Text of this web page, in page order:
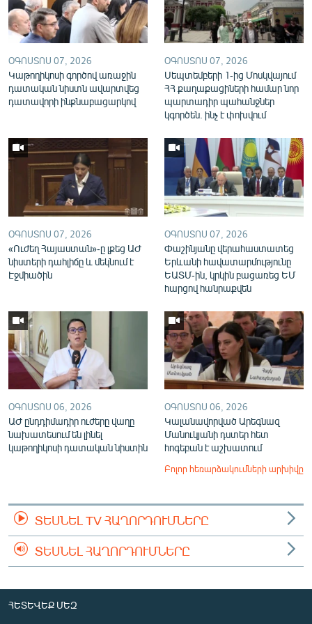
English
Русский
ՀԵՏԵՎԵՔ ՄԵԶ
«Ազատության» բոլոր կայքերը
ՕԳՈՍՏՈՍ 07, 2026
Կաթողիկոսի գործով առաջին
դատական նիստն ավարտվեց
դատավորի ինքնաբացարկով
ՕԳՈՍՏՈՍ 07, 2026
Սեպտեմբերի 1-ից Մոսկվայում
ՀՀ քաղաքացիների համար նոր
պարտադիր պահանջներ
կգործեն. ինչ է փոխվում
ՕԳՈՍՏՈՍ 07, 2026
«Ուժեղ Հայաստան»-ը լքեց ԱԺ
նիստերի դահլիճը և մեկնում է
Էջմիածին
ՕԳՈՍՏՈՍ 07, 2026
Փաշինյանը վերահաստատեց
Երևանի հավատարմությունը
ԵԱՏՄ-ին, կրկին բացառեց ԵՄ
հարցով հանրաքվեն
ՕԳՈՍՏՈՍ 06, 2026
ԱԺ ընդդիմադիր ուժերը վաղը
նախատեսում են լինել
կաթողիկոսի դատական նիստին
ՕԳՈՍՏՈՍ 06, 2026
Կալանավորված Արեգնազ
Մանուկյանի դստեր հետ
հոգեբան է աշխատում
Բոլոր հեռարձակումների արխիվը
ՏԵՍՆԵԼ TV ՀԱՂՈՐԴՈՒՄՆԵՐԸ
ՏԵՍՆԵԼ ՀԱՂՈՐԴՈՒՄՆԵՐԸ
ՀԵՏԵՎԵՔ ՄԵԶ